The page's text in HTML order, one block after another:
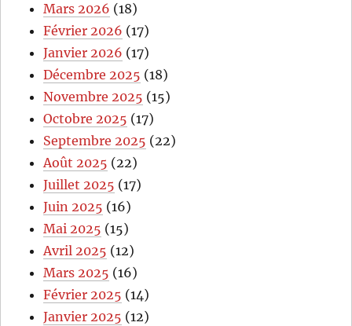
Mars 2026 (18)
Février 2026 (17)
Janvier 2026 (17)
Décembre 2025 (18)
Novembre 2025 (15)
Octobre 2025 (17)
Septembre 2025 (22)
Août 2025 (22)
Juillet 2025 (17)
Juin 2025 (16)
Mai 2025 (15)
Avril 2025 (12)
Mars 2025 (16)
Février 2025 (14)
Janvier 2025 (12)